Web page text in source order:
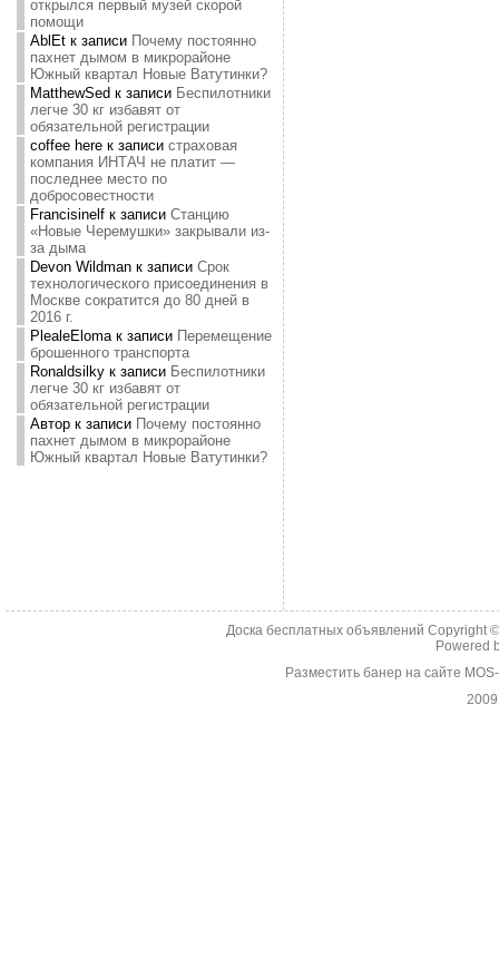
открылся первый музей скорой
помощи
AblEtк записи Почему постоянно
пахнет дымом в микрорайоне
Южный квартал Новые Ватутинки?
MatthewSed к записи Беспилотники
легче 30 кг избавят от
обязательной регистрации
coffee hereк записи страховая
компания ИНТАЧ не платит —
последнее место по
добросовестности
Francisinelfк записи Станцию
«Новые Черемушки» закрывали из-
за дыма
Devon Wildmanк записи Срок
технологического присоединения в
Москве сократится до 80 дней в
2016 г.
PlealeElomaк записи Перемещение
брошенного транспорта
Ronaldsilkyк записи Беспилотники
легче 30 кг избавят от
обязательной регистрации
Авторк записи Почему постоянно
пахнет дымом в микрорайоне
Южный квартал Новые Ватутинки?
Доска бесплатных объявлений Copyright
Powered
Разместить банер на сайте